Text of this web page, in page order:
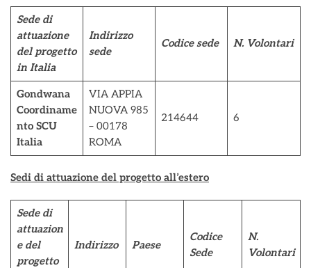
Sede di
attuazione
del progetto
in Italia
Indirizzo
sede
Codice sede N. Volontari
Gondwana
Coordiname
nto SCU
Italia
VIA APPIA
NUOVA 985
– 00178
ROMA
214644 6
Sedi di attuazione del progetto all’estero
Sede di
attuazion
e del
progetto
Indirizzo Paese
Codice
Sede
N.
Volontari